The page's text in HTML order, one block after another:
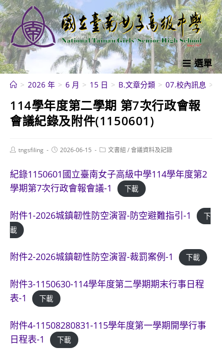
跳
轉
至
主
要
內
選單
> 2026 年 > 6 月 > 15 日 > B.文章分類 > 07.校內訊息 >
114學年度第二學期 第7次行政會報
會議紀錄及附件(1150601)
Posttngsfiling
Post2026-06-15
Post文書組 /會議資料及記錄
紀錄1150601國立臺南女子高級中學114學年度第2
學期第7次行政會報會議-1
下載
附件1-2026城鎮韌性防空演習-防空避難指引-1
下
載
附件2-2026城鎮韌性防空演習-裁罰案例-1 下載
附件3-1150630-114學年度第二學期期末行事日程
表-1
下載
附件4-11508280831-115學年度第一學期開學行事
日程表-1
下載